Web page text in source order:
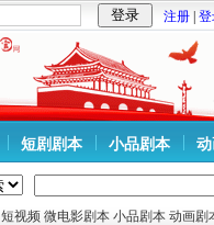
注册
短剧剧本 小品剧本
短视频 微电影剧本 小品剧本 动画剧